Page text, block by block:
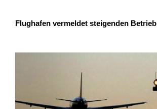
Flughafen vermeldet steigenden Betrieb